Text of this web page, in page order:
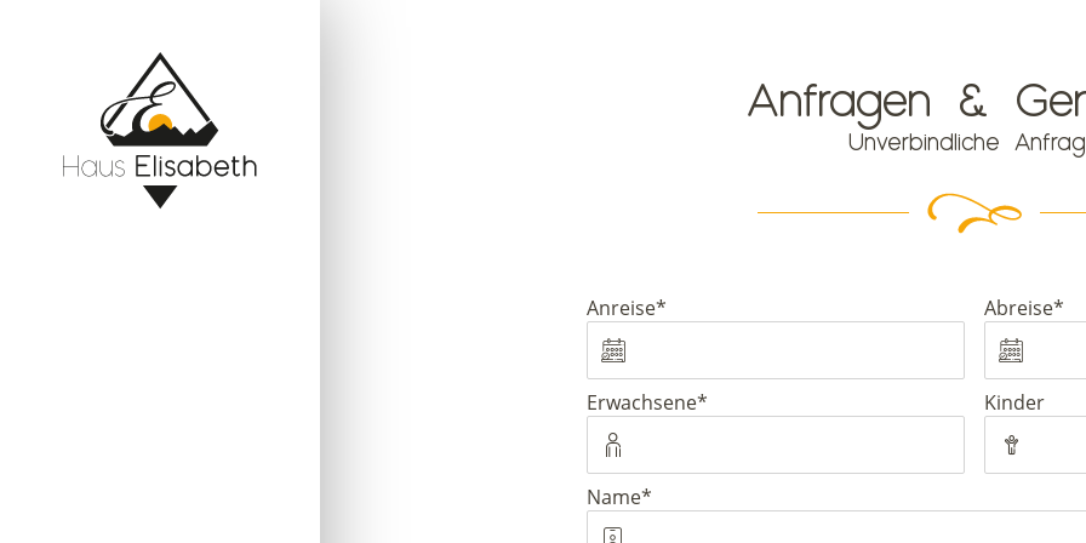
Anfragen &
Unverbindliche
Pflichtfeld
Anreise* Pflichtfeld
Abreise*
Pflichtfeld
Erwachsene* Kinder
Pflichtfeld
Name*